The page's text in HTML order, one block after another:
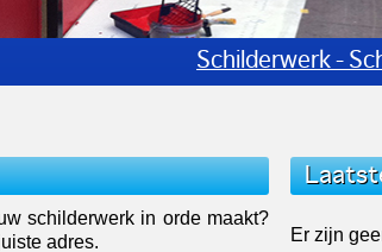
Schilderen Trap
schilderwerk in orde maakt?
adres.
Er zijn